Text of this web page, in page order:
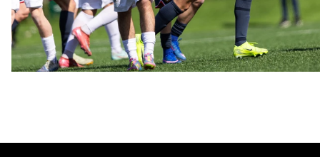
ЮФЛ U17 | ПФК ЦСКА - Акрон - Академия Коноплёва
26 АПРЕЛЯ 2026 18:11